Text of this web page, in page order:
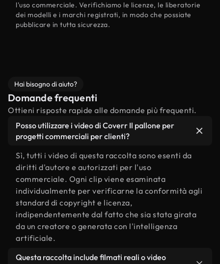
l'uso commerciale. Verifichiamo le licenze, le liberatorie
dei modelli e i marchi registrati, in modo che possiate
pubblicare in tutta sicurezza.
Hai bisogno di aiuto?
Domande frequenti
Ottieni risposte rapide alle domande più frequenti.
Posso utilizzare i video di Coverr Il pallone per
progetti commerciali per clienti?
Sì, tutti i video di questa raccolta sono esenti da
diritti d'autore e autorizzati per l'uso
commerciale. Ogni clip viene esaminata
individualmente per verificarne la conformità agli
standard di copyright e licenza,
indipendentemente dal fatto che sia stata girata
da un creatore o generata con l'intelligenza
artificiale.
Questa raccolta include filmati reali o video